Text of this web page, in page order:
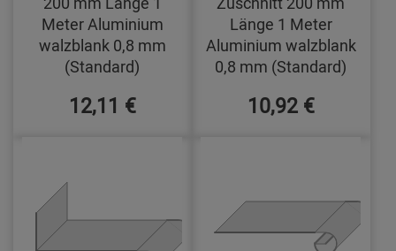
Meter Aluminium
walzblank 0,8 mm
(Standard)
12,11 €
Länge 1 Meter
Aluminium walzblank
0,8 mm (Standard)
10,92 €